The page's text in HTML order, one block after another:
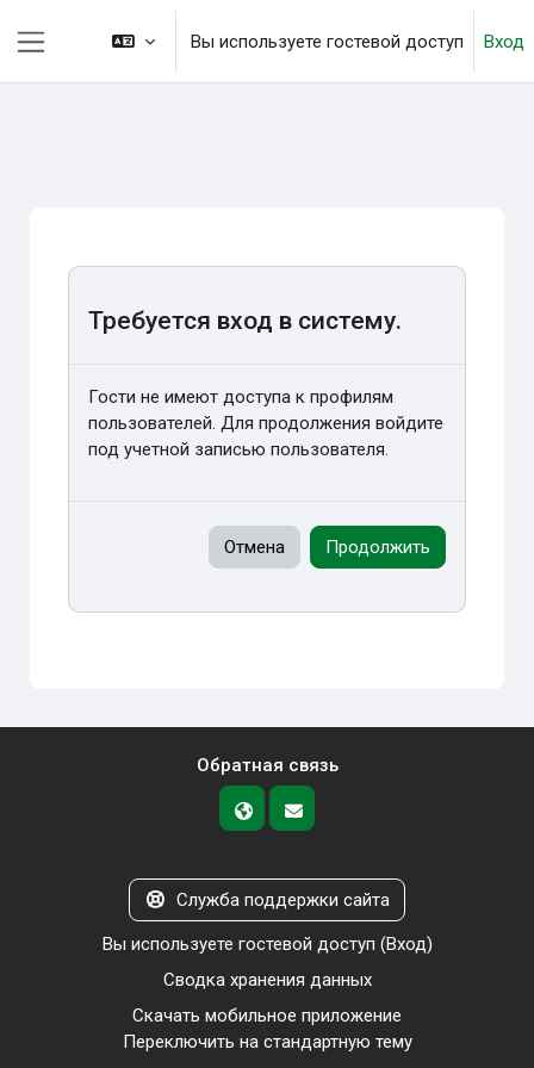
Перейти к основному содержанию
Боковая панель
Вы используете гостевой доступ Вход
Требуется вход в систему.
Гости не имеют доступа к профилям
пользователей. Для продолжения войдите
под учетной записью пользователя.
Отмена Продолжить
Обратная связь
Служба поддержки сайта
Вы используете гостевой доступ (Вход)
Сводка хранения данных
Скачать мобильное приложение
Переключить на стандартную тему